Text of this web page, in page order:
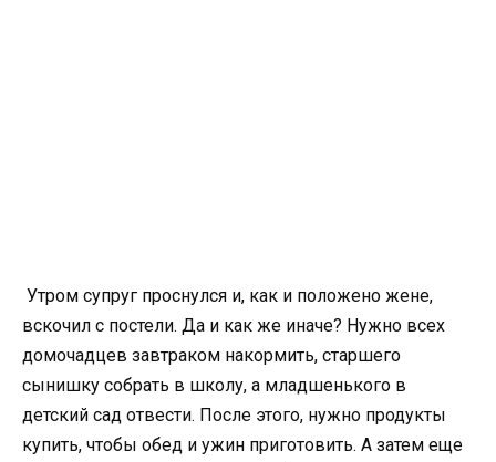
Утром супруг проснулся и, как и положено жене,
вскочил с постели. Да и как же иначе? Нужно всех
домочадцев завтраком накормить, старшего
сынишку собрать в школу, а младшенького в
детский сад отвести. После этого, нужно продукты
купить, чтобы обед и ужин приготовить. А затем еще